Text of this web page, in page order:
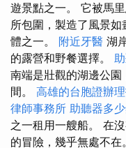
遊景點之一。 它被馬
所包圍，製造了風景
體之一。 附近牙醫 湖
的露營和野餐選擇。
南端是壯觀的湖邊公
間。 高雄的台胞證辦
律師事務所 助聽器多
之一租用一艘船。 在
的冒險，幾乎無處不在